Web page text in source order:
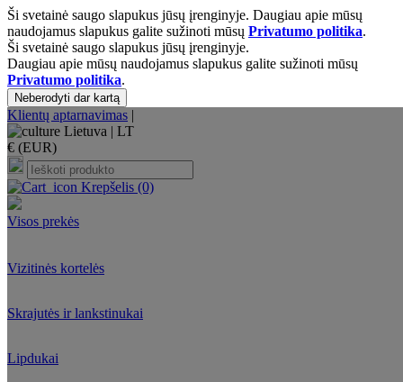
Ši svetainė saugo slapukus jūsų įrenginyje. Daugiau apie mūsų
naudojamus slapukus galite sužinoti mūsų Privatumo politika.
Ši svetainė saugo slapukus jūsų įrenginyje.
Daugiau apie mūsų naudojamus slapukus galite sužinoti mūsų
Privatumo politika.
Neberodyti dar kartą
Klientų aptarnavimas |
Lietuva | LT
€ (EUR)
Krepšelis (0)
Visos prekės
Vizitinės kortelės
Skrajutės ir lankstinukai
Lipdukai